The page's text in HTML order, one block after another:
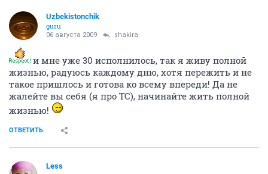
Uzbekistonchik
guru
06 августа 2009 shakira
и мне уже 30 исполнилось, так я живу полной
жизнью, радуюсь каждому дню, хотя пережить и не
такое пришлось и готова ко всему впереди! Да не
жалейте вы себя (я про ТС), начинайте жить полной
жизнью!
ОТВЕТИТЬ
Less